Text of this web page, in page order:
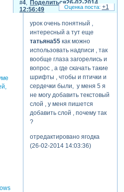
Поделиться
4
26-02-2014
12:56:49
урок очень понятный ,
интересный а тут еще
татьяна55как можно
использовать надписи , так
вообще глаза загорелись и
вопрос , а где скачать такие
шрифты , чтобы и птички и
сердечки были, у меня 5 я
не могу добавить текстовый
слой , у меня пишется
добавить слой , почему так
?
отредактировано ягодка
(26-02-2014 14:03:36)
+1